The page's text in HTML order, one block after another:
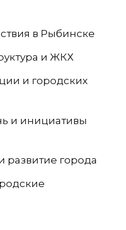
в Рыбинске
и ЖКХ
и городских
и инициативы
развитие города